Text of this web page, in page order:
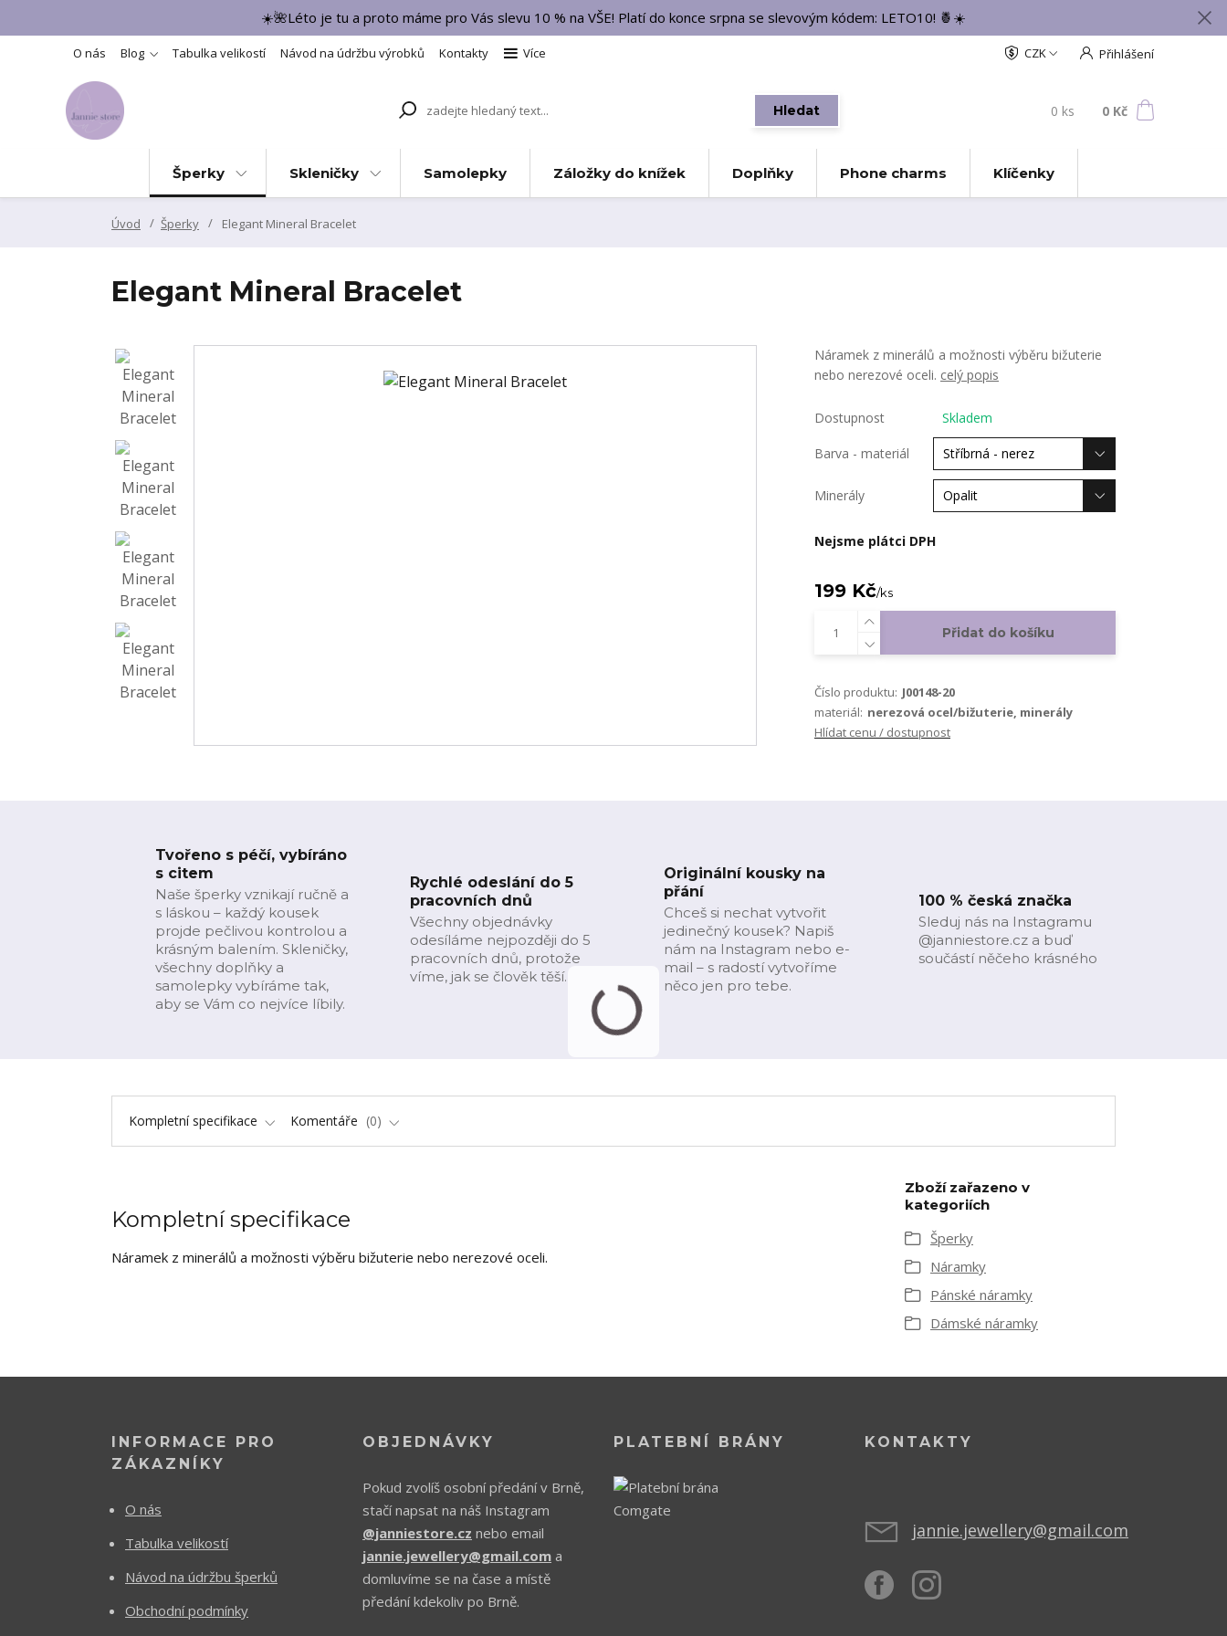
☀️🌺Léto je tu a proto máme pro Vás slevu 10 % na VŠE! Platí do konce srpna se slevovým kódem: LETO10! 🍍☀️
O nás Blog Tabulka velikostí Návod na údržbu výrobků Kontakty Více CZK Přihlášení
Hledat 0 ks 0 Kč
Šperky Skleničky Samolepky Záložky do knížek Doplňky Phone charms Klíčenky
Úvod Šperky Elegant Mineral Bracelet
Elegant Mineral Bracelet
Náramek z minerálů a možnosti výběru bižuterie
nebo nerezové oceli. celý popis
Dostupnost Skladem
Barva - materiál
Minerály
Nejsme plátci DPH
199 Kč/ks
Přidat do košíku
Číslo produktu: J00148-20
materiál: nerezová ocel/bižuterie, minerály
Hlídat cenu / dostupnost
Tvořeno s péčí, vybíráno
s citem
Naše šperky vznikají ručně a
s láskou – každý kousek
projde pečlivou kontrolou a
krásným balením. Skleničky,
všechny doplňky a
samolepky vybíráme tak,
aby se Vám co nejvíce líbily.
Rychlé odeslání do 5
pracovních dnů
Všechny objednávky
odesíláme nejpozději do 5
pracovních dnů, protože
víme, jak se člověk těší.
Originální kousky na
přání
Chceš si nechat vytvořit
jedinečný kousek? Napiš
nám na Instagram nebo e-
mail – s radostí vytvoříme
něco jen pro tebe.
100 % česká značka
Sleduj nás na Instagramu
@janniestore.cz a buď
součástí něčeho krásného
Kompletní specifikace Komentáře 0
Kompletní specifikace
Náramek z minerálů a možnosti výběru bižuterie nebo nerezové oceli.
Zboží zařazeno v
kategoriích
Šperky
Náramky
Pánské náramky
Dámské náramky
INFORMACE PRO
ZÁKAZNÍKY
O nás
Tabulka velikostí
Návod na údržbu šperků
Obchodní podmínky
OBJEDNÁVKY
Pokud zvolíš osobní předání v Brně,
stačí napsat na náš Instagram
@janniestore.cz nebo email
jannie.jewellery@gmail.com a
domluvíme se na čase a místě
předání kdekoliv po Brně.
PLATEBNÍ BRÁNY KONTAKTY
jannie.jewellery@gmail.com